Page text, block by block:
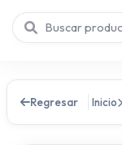
Regresar Inicio